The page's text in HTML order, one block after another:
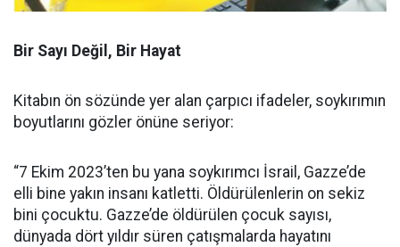
Bir Sayı Değil, Bir Hayat
Kitabın ön sözünde yer alan çarpıcı ifadeler, soykırımın
boyutlarını gözler önüne seriyor:
“7 Ekim 2023’ten bu yana soykırımcı İsrail, Gazze’de
elli bine yakın insanı katletti. Öldürülenlerin on sekiz
bini çocuktu. Gazze’de öldürülen çocuk sayısı,
dünyada dört yıldır süren çatışmalarda hayatını